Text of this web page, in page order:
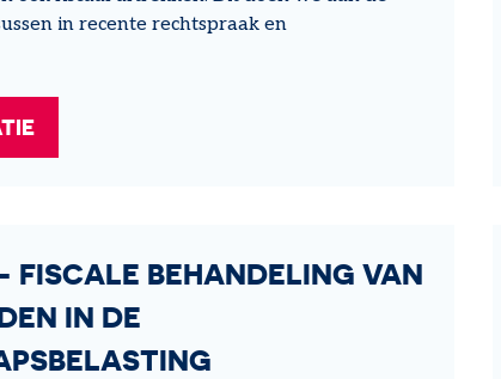
in recente rechtspraak en
FISCALE BEHANDELING VAN
IN DE